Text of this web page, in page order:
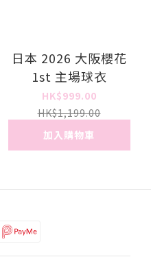
日本 2026 大阪櫻花
1st 主場球衣
HK$999.00
HK$1,199.00
加入購物車